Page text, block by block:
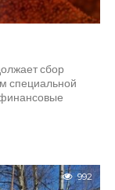
сбор
специальной
992